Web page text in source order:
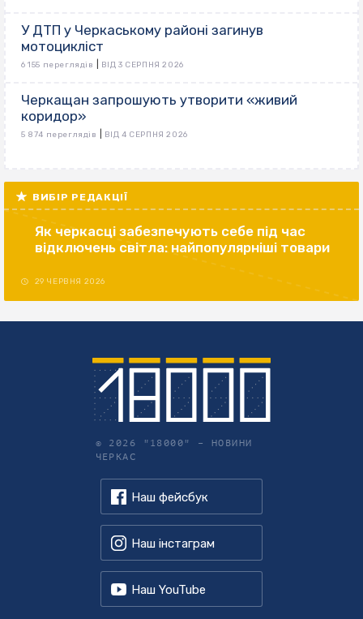
У ДТП у Черкаському районі загинув
мотоцикліст
6 155 переглядів ВІД 3 СЕРПНЯ 2026
Черкащан запрошують утворити «живий
коридор»
5 874 переглядів ВІД 4 СЕРПНЯ 2026
ВИБІР РЕДАКЦІЇ
Як черкасці забезпечують себе під час
відключень світла: найпопулярніші товари
29 ЧЕРВНЯ 2026
© 2026 "18000" – НОВИНИ
ЧЕРКАС
Наш фейсбук
Наш інстаграм
Наш YouTube